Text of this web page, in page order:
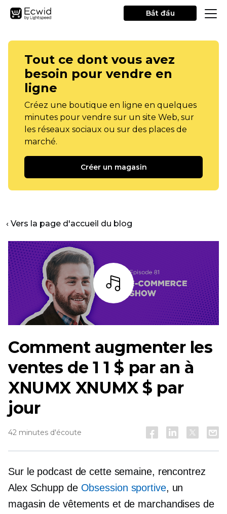
Bắt đầu
Tout ce dont vous avez
besoin pour vendre en
ligne
Créez une boutique en ligne en quelques
minutes pour vendre sur un site Web, sur
les réseaux sociaux ou sur des places de
marché.
Créer un magasin
‹ Vers la page d'accueil du blog
Comment augmenter les
ventes de 1 1 $ par an à
XNUMX XNUMX $ par
jour
42 minutes d'écoute
Sur le podcast de cette semaine, rencontrez
Alex Schupp de Obsession sportive, un
magasin de vêtements et de marchandises de